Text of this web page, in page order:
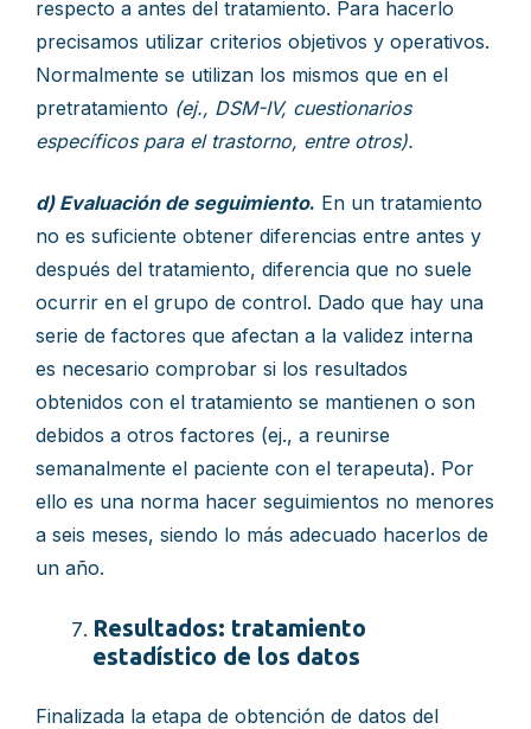
respecto a antes del tratamiento. Para hacerlo
precisamos utilizar criterios objetivos y operativos.
Normalmente se utilizan los mismos que en el
pretratamiento (ej., DSM-IV, cuestionarios
específicos para el trastorno, entre otros).
d) Evaluación de seguimiento. En un tratamiento
no es suficiente obtener diferencias entre antes y
después del tratamiento, diferencia que no suele
ocurrir en el grupo de control. Dado que hay una
serie de factores que afectan a la validez interna
es necesario comprobar si los resultados
obtenidos con el tratamiento se mantienen o son
debidos a otros factores (ej., a reunirse
semanalmente el paciente con el terapeuta). Por
ello es una norma hacer seguimientos no menores
a seis meses, siendo lo más adecuado hacerlos de
un año.
Resultados: tratamiento
estadístico de los datos
Finalizada la etapa de obtención de datos del